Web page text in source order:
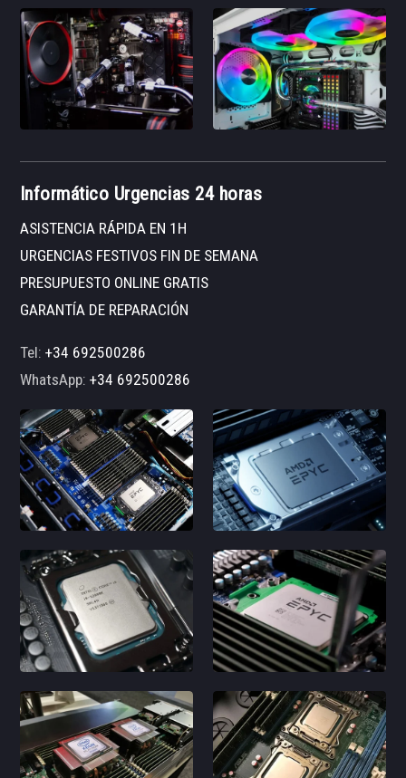
Informático Urgencias 24 horas
ASISTENCIA RÁPIDA EN 1H
URGENCIAS FESTIVOS FIN DE SEMANA
PRESUPUESTO ONLINE GRATIS
GARANTÍA DE REPARACIÓN
Tel:+34 692500286
WhatsApp:+34 692500286